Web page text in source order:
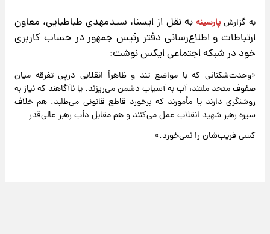
به گزارش پارسینه به نقل از ایسنا، سیدمهدی طباطبایی، معاون
ارتباطات و اطلاع‌رسانی دفتر رئیس جمهور در حساب کاربری
خود در شبکه اجتماعی ایکس نوشت:
«وحدت‌شکنانی که با مواضع تند و ظاهراً انقلابی‌ درپی تفرقه میان
صفوف متحد ملتند، آب به آسیاب دشمن می‌ریزند. یا ناآگاهند که نیاز به
روشنگری دارند یا مأمورند که برخورد قاطع قانونی می‌طلبد. هم خلاف
سیره رهبر شهید انقلاب عمل می‌کنند و هم مقابل دأب رهبر عالی‌قدر
کسی فریب‌شان را نمی‌خورد.»